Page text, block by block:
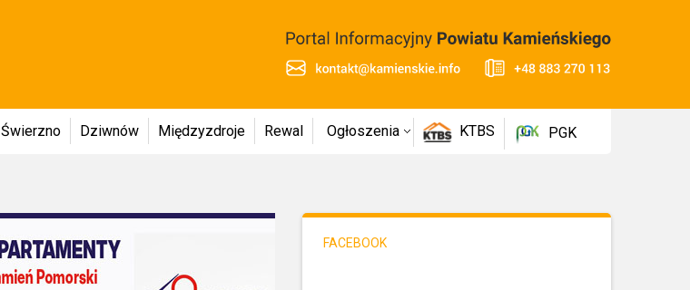
Świerzno Dziwnów Międzyzdroje Rewal Ogłoszenia KTBS PGK
FACEBOOK